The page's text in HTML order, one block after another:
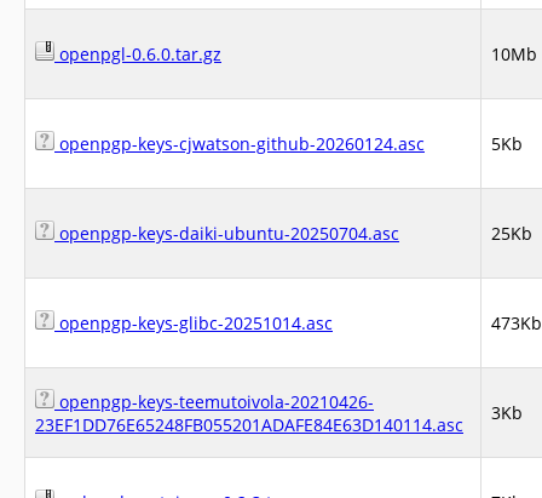
openpgl-0.6.0.tar.gz 10Mb
openpgp-keys-cjwatson-github-20260124.asc 5Kb
openpgp-keys-daiki-ubuntu-20250704.asc 25Kb
openpgp-keys-glibc-20251014.asc 473Kb
openpgp-keys-teemutoivola-20210426-
23EF1DD76E65248FB055201ADAFE84E63D140114.asc
3Kb